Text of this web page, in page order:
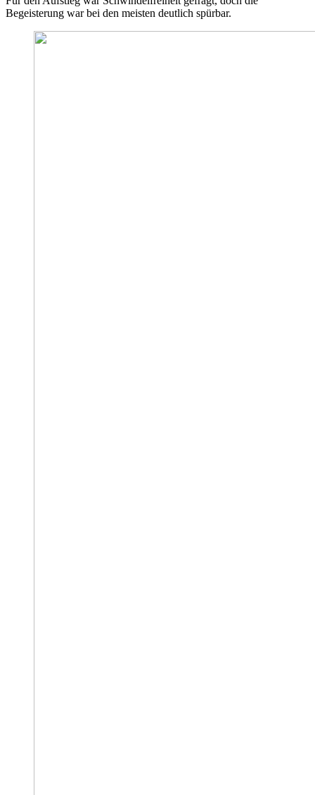
Begeisterung war bei den meisten deutlich spürbar.